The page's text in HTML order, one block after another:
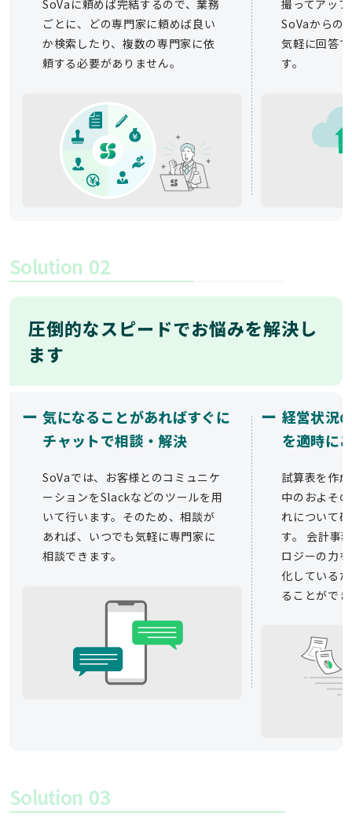
SoVaに頼めば完結するので、業務
ごとに、どの専門家に頼めば良い
か検索したり、複数の専門家に依
頼する必要がありません。
撮ってアッ
SoVaからの
気軽に回答
す。
Solution 02
圧倒的なスピードでお悩みを解決し
ます
ー 気になることがあればすぐに
チャットで相談・解決
SoVaでは、お客様とのコミュニケ
ーションをSlackなどのツールを用
いて行います。そのため、相談が
あれば、いつでも気軽に専門家に
相談できます。
ー 経営状況
を適時に
試算表を作
中のおよそ
れについて
す。 会計事
ロジーの力
化している
ることがで
Solution 03